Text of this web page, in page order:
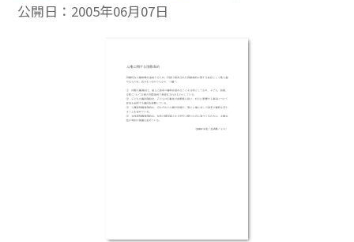
公開日： 2005年06月07日